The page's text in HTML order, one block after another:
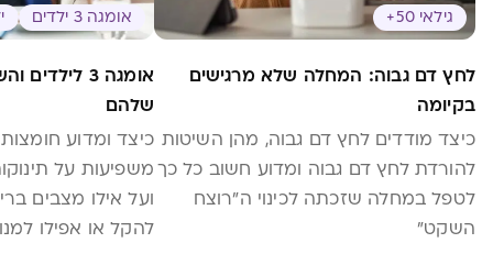
גילאי 50+
לחץ דם גבוה: המחלה שלא מרגישים
בקיומה
כיצד מודדים לחץ דם גבוה, מהן השיטות
להורדת לחץ דם גבוה ומדוע חשוב כל כך
לטפל במחלה שזכתה לכינוי ה"רוצח
השקט"
אומגה 3 ילדים
אומגה 3
שלהם
משפיעות על
ועל אילו מצבים
להקל או אפילו